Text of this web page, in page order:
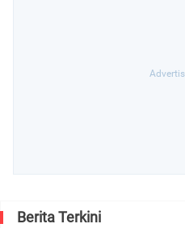
Berita Terkini